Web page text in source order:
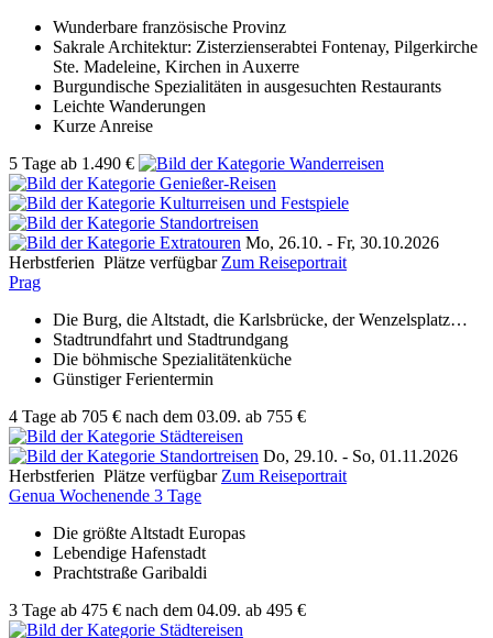
Wunderbare französische Provinz
Sakrale Architektur: Zisterzienserabtei Fontenay, Pilgerkirche
Ste. Madeleine, Kirchen in Auxerre
Burgundische Spezialitäten in ausgesuchten Restaurants
Leichte Wanderungen
Kurze Anreise
5 Tage ab 1.490 €
Mo, 26.10. - Fr, 30.10.2026
Herbstferien Plätze verfügbar Zum Reiseportrait
Prag
Die Burg, die Altstadt, die Karlsbrücke, der Wenzelsplatz…
Stadtrundfahrt und Stadtrundgang
Die böhmische Spezialitätenküche
Günstiger Ferientermin
4 Tage ab 705 € nach dem 03.09. ab 755 €
Do, 29.10. - So, 01.11.2026
Herbstferien Plätze verfügbar Zum Reiseportrait
Genua Wochenende 3 Tage
Die größte Altstadt Europas
Lebendige Hafenstadt
Prachtstraße Garibaldi
3 Tage ab 475 € nach dem 04.09. ab 495 €